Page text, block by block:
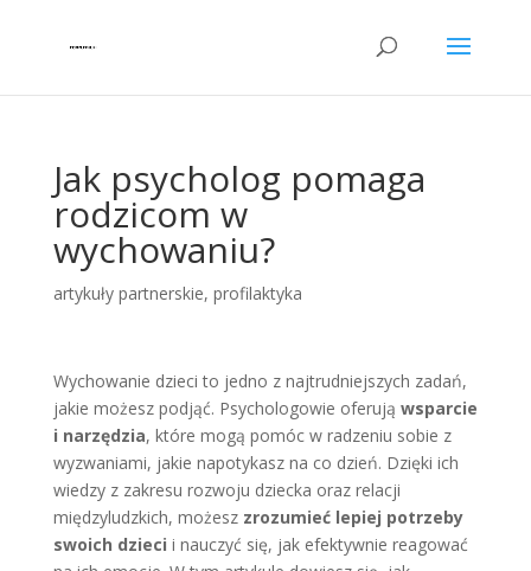
Jak psycholog pomaga
rodzicom w
wychowaniu?
artykuły partnerskie, profilaktyka
Wychowanie dzieci to jedno z najtrudniejszych zadań,
jakie możesz podjąć. Psychologowie oferują wsparcie
i narzędzia, które mogą pomóc w radzeniu sobie z
wyzwaniami, jakie napotykasz na co dzień. Dzięki ich
wiedzy z zakresu rozwoju dziecka oraz relacji
międzyludzkich, możesz zrozumieć lepiej potrzeby
swoich dzieci i nauczyć się, jak efektywnie reagować